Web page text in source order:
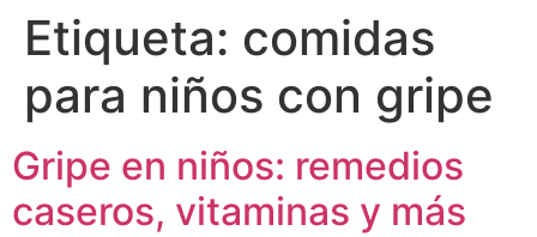
Etiqueta: comidas
para niños con gripe
Gripe en niños: remedios
caseros, vitaminas y más